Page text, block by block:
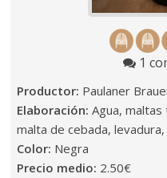
1
Productor: Paulaner
Elaboración: Agua,
malta de cebada, levadura,
Color: Negra
Precio medio: 2.50€